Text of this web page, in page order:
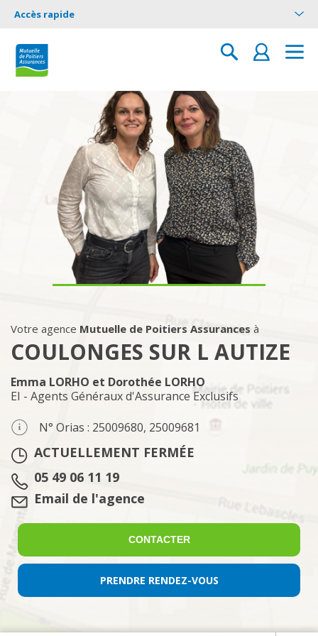
Accès rapide
Votre agence Mutuelle de Poitiers Assurances à
COULONGES SUR L AUTIZE
Emma LORHO et Dorothée LORHO
EI - Agents Généraux d'Assurance Exclusifs
N° Orias : 25009680, 25009681
ACTUELLEMENT FERMÉE
Tél. :
05 49 06 11 19
Email :
Email de l'agence
CONTACTER
PRENDRE RENDEZ-VOUS